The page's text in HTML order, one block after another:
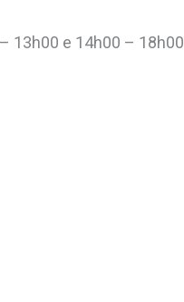
13h00 e 14h00 – 18h00